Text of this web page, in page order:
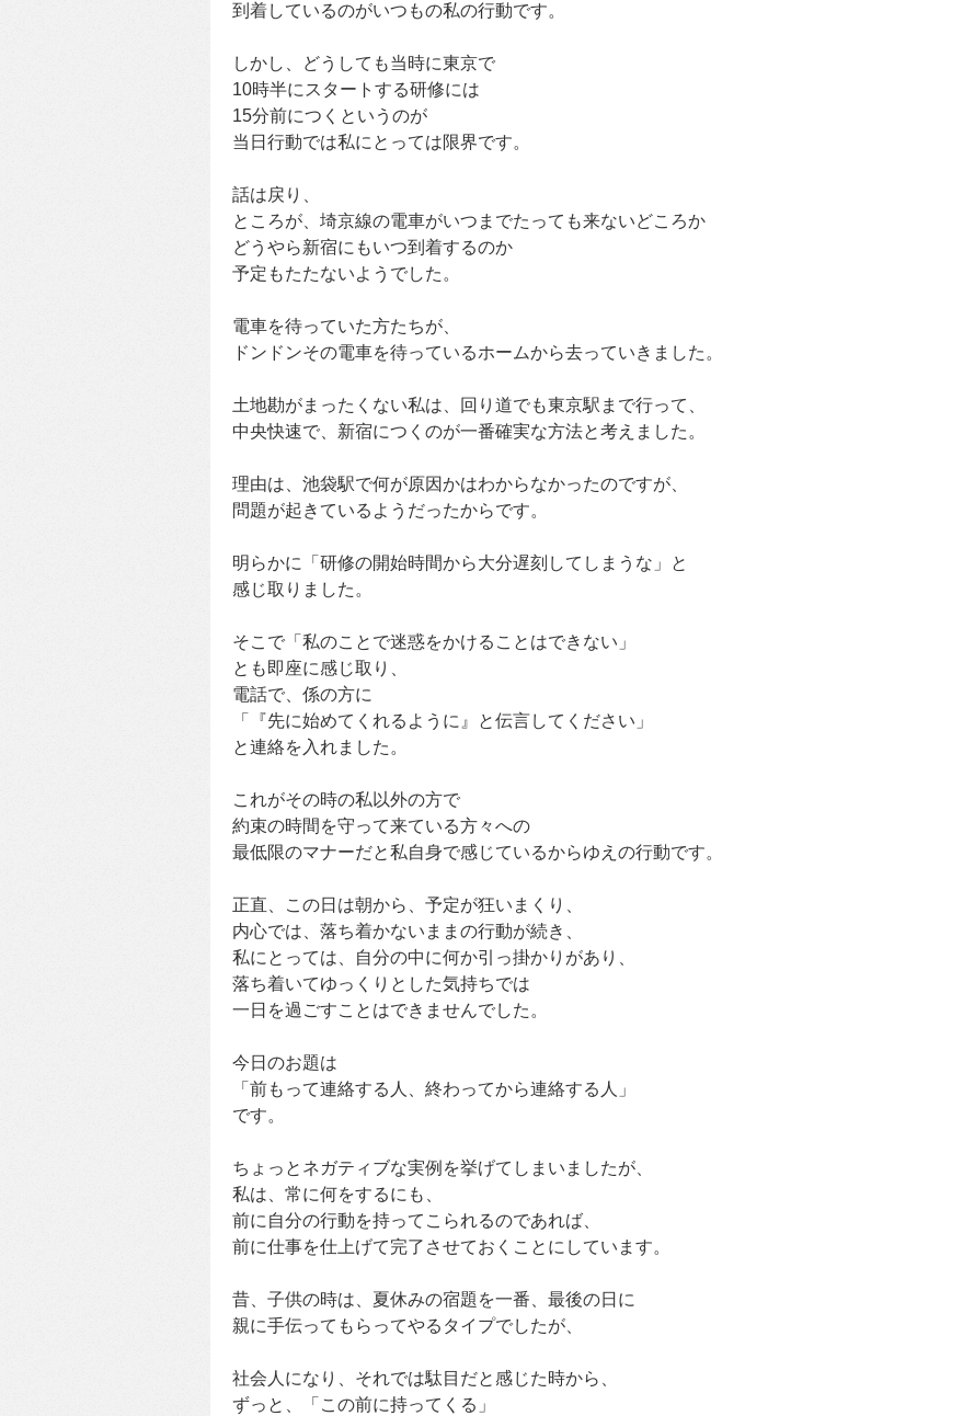
到着しているのがいつもの私の行動です。
しかし、どうしても当時に東京で
10時半にスタートする研修には
15分前につくというのが
当日行動では私にとっては限界です。
話は戻り、
ところが、埼京線の電車がいつまでたっても来ないどころか
どうやら新宿にもいつ到着するのか
予定もたたないようでした。
電車を待っていた方たちが、
ドンドンその電車を待っているホームから去っていきました。
土地勘がまったくない私は、回り道でも東京駅まで行って、
中央快速で、新宿につくのが一番確実な方法と考えました。
理由は、池袋駅で何が原因かはわからなかったのですが、
問題が起きているようだったからです。
明らかに「研修の開始時間から大分遅刻してしまうな」と
感じ取りました。
そこで「私のことで迷惑をかけることはできない」
とも即座に感じ取り、
電話で、係の方に
「『先に始めてくれるように』と伝言してください」
と連絡を入れました。
これがその時の私以外の方で
約束の時間を守って来ている方々への
最低限のマナーだと私自身で感じているからゆえの行動です。
正直、この日は朝から、予定が狂いまくり、
内心では、落ち着かないままの行動が続き、
私にとっては、自分の中に何か引っ掛かりがあり、
落ち着いてゆっくりとした気持ちでは
一日を過ごすことはできませんでした。
今日のお題は
「前もって連絡する人、終わってから連絡する人」
です。
ちょっとネガティブな実例を挙げてしまいましたが、
私は、常に何をするにも、
前に自分の行動を持ってこられるのであれば、
前に仕事を仕上げて完了させておくことにしています。
昔、子供の時は、夏休みの宿題を一番、最後の日に
親に手伝ってもらってやるタイプでしたが、
社会人になり、それでは駄目だと感じた時から、
ずっと、「この前に持ってくる」